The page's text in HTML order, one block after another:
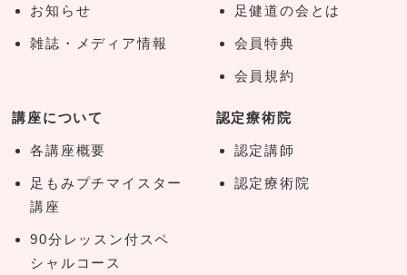
お知らせ
雑誌・メディア情報
足健道の会とは
会員特典
会員規約
講座について
各講座概要
足もみプチマイスター
講座
90分レッスン付スペ
シャルコース
認定療術院
認定講師
認定療術院